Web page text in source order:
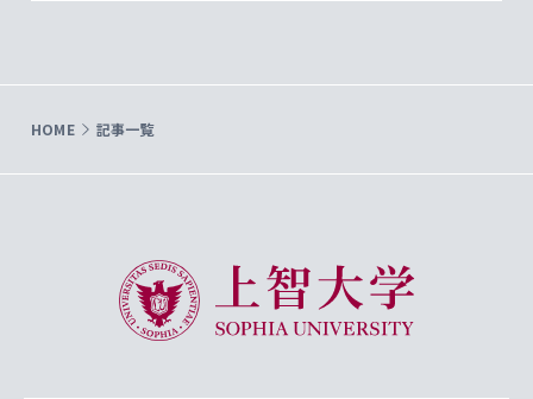
HOME 記事一覧
上智大学 Sophia University